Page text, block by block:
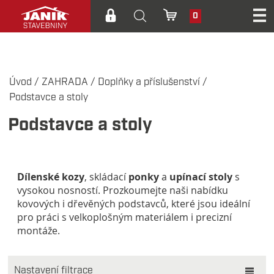
0
Úvod / ZAHRADA / Doplňky a příslušenství /
Podstavce a stoly
Podstavce a stoly
Dílenské kozy, skládacíponkya upínací stoly s
vysokou nosností. Prozkoumejte naši nabídku
kovových i dřevěných podstavců, které jsou ideální
pro práci s velkoplošným materiálem i precizní
montáže.
Nastavení filtrace